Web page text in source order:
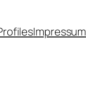
Impressum